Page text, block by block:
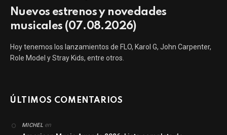
Nuevos estrenos y novedades
musicales (07.08.2026)
Hoy tenemos los lanzamientos de FLO, Karol G, John Carpenter,
Role Model y Stray Kids, entre otros.
ÚLTIMOS COMENTARIOS
MICHEL en